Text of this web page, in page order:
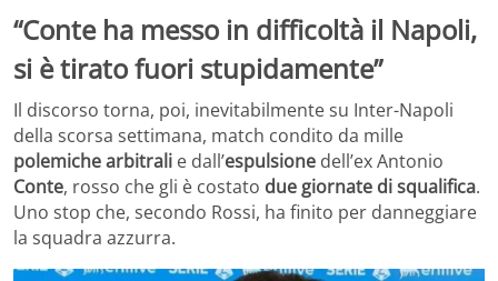
“Conte ha messo in difficoltà il Napoli,
si è tirato fuori stupidamente”
Il discorso torna, poi, inevitabilmente su Inter-Napoli
della scorsa settimana, match condito da mille
polemiche arbitrali e dall’espulsione dell’ex Antonio
Conte, rosso che gli è costato due giornate di squalifica.
Uno stop che, secondo Rossi, ha finito per danneggiare
la squadra azzurra.